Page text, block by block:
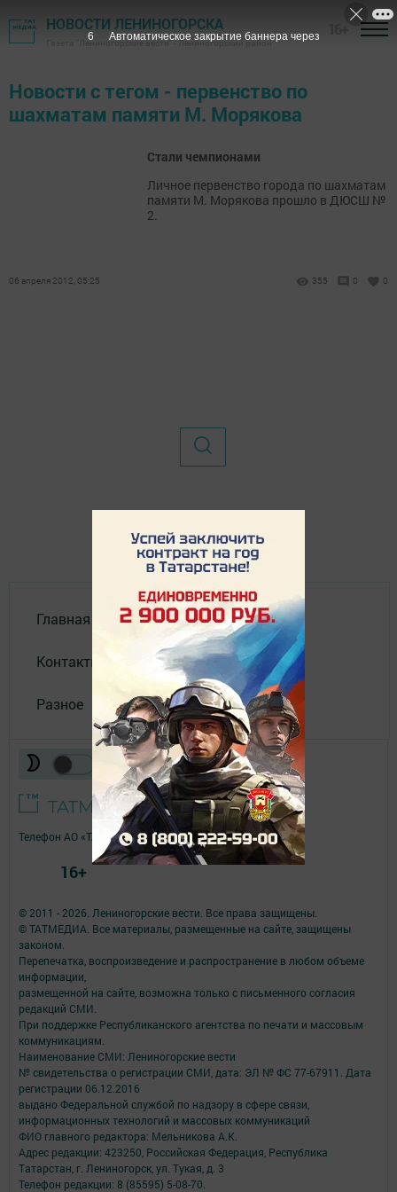
НОВОСТИ ЛЕНИНОГОРСКА
Газета "Лениногорские вести" - Лениногорский район
Новости с тегом - первенство по
шахматам памяти М. Морякова
Стали чемпионами
Личное первенство города по шахматам
памяти М. Морякова прошло в ДЮСШ №
2.
06 апреля 2012, 05:25 355 0 0
Главная
Контакты
Разное
© 2011 - 2026. Лениногорские вести. Все права защищены.
© ТАТМЕДИА. Все материалы, размещенные на сайте, защищены
законом.
Перепечатка, воспроизведение и распространение в любом объеме
информации,
размещенной на сайте, возможна только с письменного согласия
редакций СМИ.
При поддержке Республиканского агентства по печати и массовым
коммуникациям.
Наименование СМИ: Лениногорские вести
№ свидетельства о регистрации СМИ, дата: ЭЛ № ФС 77-67911. Дата
регистрации 06.12.2016
выдано Федеральной службой по надзору в сфере связи,
информационных технологий и массовых коммуникаций
ФИО главного редактора: Мельникова А.К.
Адрес редакции: 423250, Российская Федерация, Республика
Татарстан, г. Лениногорск, ул. Тукая, д. 3
Телефон редакции: 8 (85595) 5-08-70.
Телефон АО «ТАТМЕДИА»:(843) 222 09 84
16+
6 Автоматическое закрытие баннера через